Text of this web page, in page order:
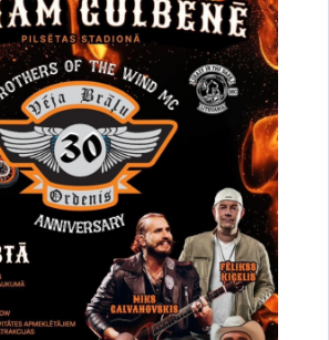
Brīvības un
pārbūves darbu laikā Gulbenē
Sabiedrība